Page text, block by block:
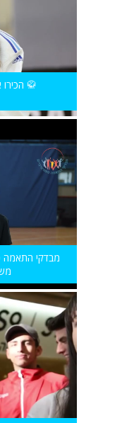
🥋
מבדקי התאמה